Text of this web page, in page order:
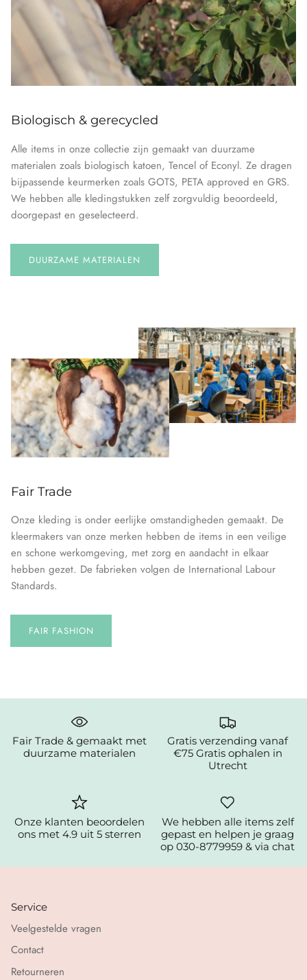
Biologisch & gerecycled
Alle items in onze collectie zijn gemaakt van duurzame
materialen zoals biologisch katoen, Tencel of Econyl. Ze dragen
bijpassende keurmerken zoals GOTS, PETA approved en GRS.
We hebben alle kledingstukken zelf zorgvuldig beoordeeld,
doorgepast en geselecteerd.
DUURZAME MATERIALEN
Fair Trade
Onze kleding is onder eerlijke omstandigheden gemaakt. De
kleermakers van onze merken hebben de items in een veilige
en schone werkomgeving, met zorg en aandacht in elkaar
hebben gezet. De fabrieken volgen de International Labour
Standards.
FAIR FASHION
Fair Trade & gemaakt met
duurzame materialen
Gratis verzending vanaf
€75 Gratis ophalen in
Utrecht
Onze klanten beoordelen
ons met 4.9 uit 5 sterren
We hebben alle items zelf
gepast en helpen je graag
op 030-8779959 & via chat
Service
Veelgestelde vragen
Contact
Retourneren